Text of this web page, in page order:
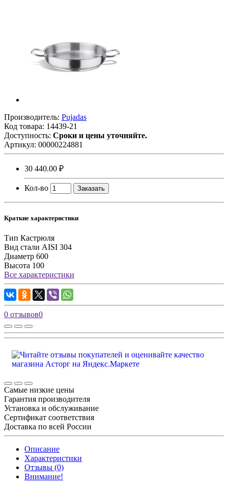
Производитель: Pujadas
Код товара: 14439-21
Доступность: Сроки и цены уточняйте.
Артикул: 00000224881
30 440.00 ₽
Кол-во Заказать
Краткие характеристики
Тип Кастрюля
Вид стали AISI 304
Диаметр 600
Высота 100
Все характеристики
0 отзывов0
Самые низкие цены
Гарантия производителя
Установка и обслуживание
Сертификат соответствия
Доставка по всей России
Описание
Характеристики
Отзывы (0)
Внимание!